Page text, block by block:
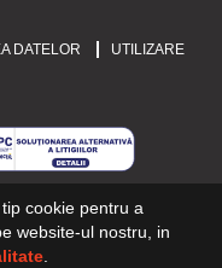
DATELOR
UTILIZARE
cookie pentru a
website-ul nostru, in
.